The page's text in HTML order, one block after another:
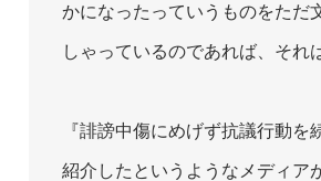
かになったっていうものをただ
しゃっているのであれば、それ
『誹謗中傷にめげず抗議行動
紹介したというようなメディア